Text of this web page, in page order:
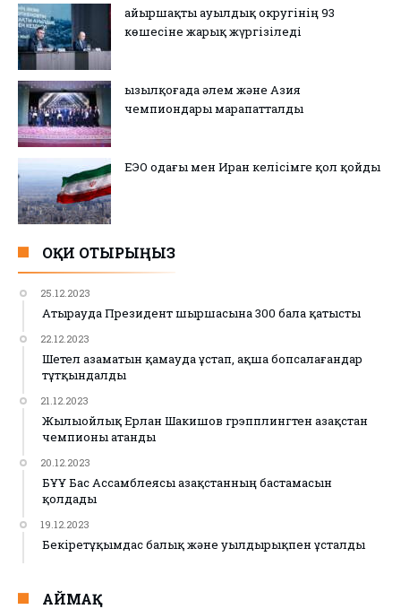
Қайыршақты ауылдық округінің 93
көшесіне жарық жүргізіледі
Қызылқоғада әлем және Азия
чемпиондары марапатталды
ЕЭО одағы мен Иран келісімге қол қойды
ОҚИ ОТЫРЫҢЫЗ
25.12.2023
Атырауда Президент шыршасына 300 бала қатысты
22.12.2023
Шетел азаматын қамауда ұстап, ақша бопсалағандар
тұтқындалды
21.12.2023
Жылыойлық Ерлан Шакишов грэпплингтен Қазақстан
чемпионы атанды
20.12.2023
БҰҰ Бас Ассамблеясы Қазақстанның бастамасын
қолдады
19.12.2023
Бекіретұқымдас балық және уылдырықпен ұсталды
АЙМАҚ